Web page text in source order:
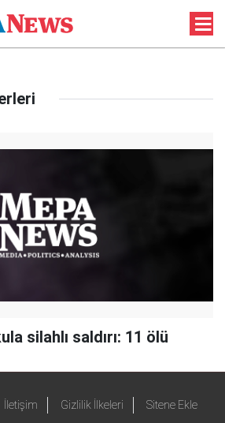
silahlı saldırı: 11 ölü
İletişim Gizlilik İlkeleri Sitene Ekle